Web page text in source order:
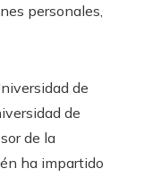
personales,
de
de
de la
ha impartido